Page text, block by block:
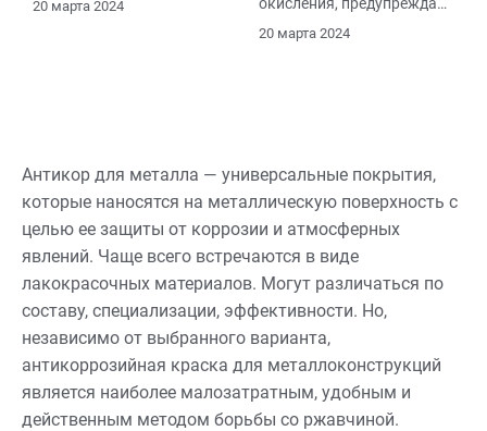
надежности конструкций.
20 марта 2024
20 марта 2024
Антикор для металла — универсальные покрытия,
которые наносятся на металлическую поверхность с
целью ее защиты от коррозии и атмосферных
явлений. Чаще всего встречаются в виде
лакокрасочных материалов. Могут различаться по
составу, специализации, эффективности. Но,
независимо от выбранного варианта,
антикоррозийная краска для металлоконструкций
является наиболее малозатратным, удобным и
действенным методом борьбы со ржавчиной.